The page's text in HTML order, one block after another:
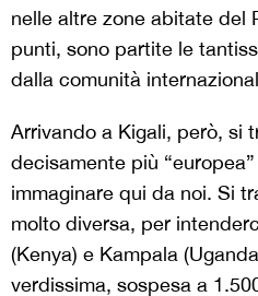
nelle altre zone abitate del
punti, sono partite le
dalla comunità
Arrivando a Kigali, però, si
decisamente più
immaginare qui da noi. Si
molto diversa, per
(Kenya) e Kampala
verdissima, sospesa a